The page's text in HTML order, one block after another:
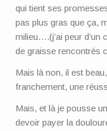
qui tient ses
pas plus gras que ça,
milieu….(j’ai peur d’un
de graisse rencontrés
Mais là non, il est
franchement, une
Mais, et là je pousse
devoir payer la